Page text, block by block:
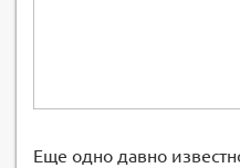
Еще одно давно